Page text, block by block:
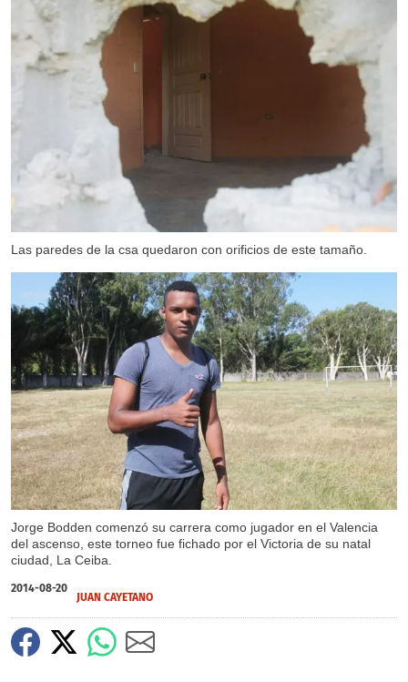
Las paredes de la csa quedaron con orificios de este tamaño.
Jorge Bodden comenzó su carrera como jugador en el Valencia
del ascenso, este torneo fue fichado por el Victoria de su natal
ciudad, La Ceiba.
2014-08-20
JUAN CAYETANO